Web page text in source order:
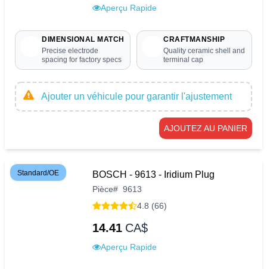
Aperçu Rapide
DIMENSIONAL MATCH
Precise electrode
spacing for factory specs
CRAFTMANSHIP
Quality ceramic shell and
terminal cap
Ajouter un véhicule pour garantir l'ajustement
AJOUTEZ AU PANIER
Standard/OE BOSCH - 9613 - Iridium Plug
Pièce# 9613
4.8 (66)
14.41 CA$
Aperçu Rapide